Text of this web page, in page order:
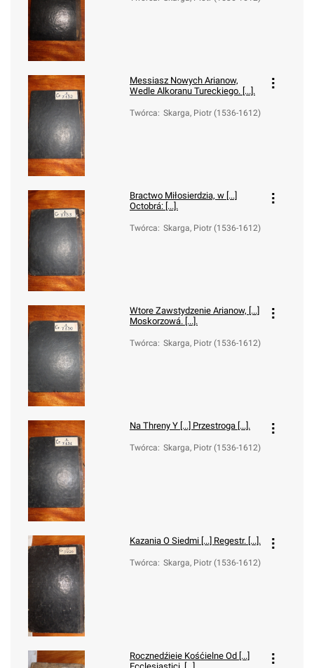
Messiasz Nowych Arianow,
Wedle Alkoranu Tureckiego. [...].
Twórca: Skarga, Piotr (1536-1612)
Bractwo Miłosierdzia, w [...]
Octobrá: [...].
Twórca: Skarga, Piotr (1536-1612)
Wtore Zawstydzenie Arianow, [...]
Moskorzowá. [...].
Twórca: Skarga, Piotr (1536-1612)
Na Threny Y [...] Przestroga [...].
Twórca: Skarga, Piotr (1536-1612)
Kazania O Siedmi [...] Regestr. [...].
Twórca: Skarga, Piotr (1536-1612)
Rocznedźieie Kośćielne Od [...]